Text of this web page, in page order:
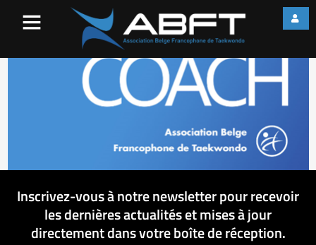
Inscrivez-vous à notre newsletter pour recevoir
les dernières actualités et mises à jour
directement dans votre boîte de réception.